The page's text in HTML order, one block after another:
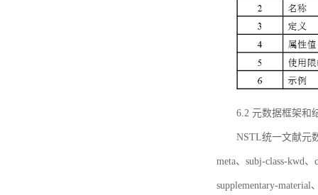
6.2 元数据框架和
NSTL统一文献元
meta、subj-class-kwd
supplementary-